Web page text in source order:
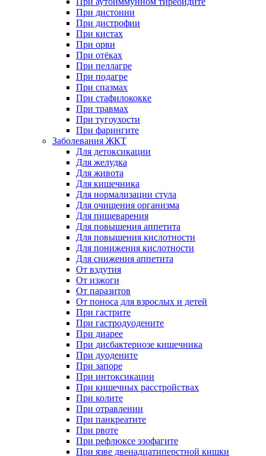
При дистонии
При дистрофии
При кистах
При орви
При отёках
При пеллагре
При подагре
При спазмах
При стафилококке
При травмах
При тугоухости
При фарингите
Заболевания ЖКТ
Для детоксикации
Для желудка
Для живота
Для кишечника
Для нормализации стула
Для очищения организма
Для пищеварения
Для повышения аппетита
Для повышения кислотности
Для понижения кислотности
Для снижения аппетита
От вздутия
От изжоги
От паразитов
От поноса для взрослых и детей
При гастрите
При гастродуодените
При диарее
При дисбактериозе кишечника
При дуодените
При запоре
При интоксикации
При кишечных расстройствах
При колите
При отравлении
При панкреатите
При рвоте
При рефлюксе эзофагите
При язве двенадцатиперстной кишки